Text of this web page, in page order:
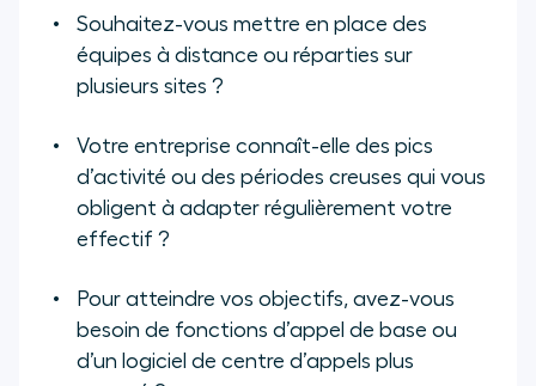
Souhaitez-vous mettre en place des
équipes à distance ou réparties sur
plusieurs sites ?
Votre entreprise connaît-elle des pics
d’activité ou des périodes creuses qui vous
obligent à adapter régulièrement votre
effectif ?
Pour atteindre vos objectifs, avez-vous
besoin de fonctions d’appel de base ou
d’un logiciel de centre d’appels plus